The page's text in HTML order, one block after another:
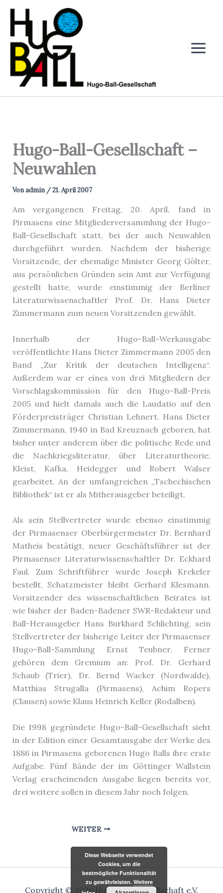
Zum
Inhalt
Hugo-Ball-Gesellschaft –
Neuwahlen
Vonadmin /21. April 2007
Am vergangenen Freitag, 20. April, fand in
Pirmasens eine Mitgliederversammlung der Hugo-
Ball-Gesellschaft statt, bei der auch Neuwahlen
durchgeführt wurden. Nachdem der bisherige
Vorsitzende, der ehemalige Minister Georg Gölter,
aus persönlichen Gründen sein Amt zur Verfügung
gestellt hatte, wurde einstimmig der Berliner
Literaturwissenschaftler Prof. Dr. Hans Dieter
Zimmermann zum neuen Vorsitzenden gewählt.
Innerhalb der Hugo-Ball-Werkausgabe
veröffentlichte Hans Dieter Zimmermann 2005 den
Band „Zur Kritik der deutschen Intelligenz“.
Außerdem war er eines von drei Mitgliedern der
Vorschlagskommission für den Hugo-Ball-Preis
2005 und hielt damals auch die Laudatio auf den
Förderpreisträger Christian Lehnert. Hans Dieter
Zimmermann, 1940 in Bad Kreuznach geboren, hat
bisher unter anderem über die politische Rede und
die Nachkriegsliteratur, über Literaturtheorie,
Kleist, Kafka, Heidegger und Robert Walser
gearbeitet. An der umfangreichen „Tschechischen
Bibliothek“ ist er als Mitherausgeber beteiligt.
Als sein Stellvertreter wurde ebenso einstimmig
der Pirmasenser Oberbürgermeister Dr. Bernhard
Matheis bestätigt, neuer Geschäftsführer ist der
Pirmasenser Literaturwissenschaftler Dr. Eckhard
Faul. Zum Schriftführer wurde Joseph Krekeler
bestellt, Schatzmeister bleibt Gerhard Klesmann.
Vorsitzender des wissenschaftlichen Beirates ist
wie bisher der Baden-Badener SWR-Redakteur und
Ball-Herausgeber Hans Burkhard Schlichting, sein
Stellvertreter der bisherige Leiter der Pirmasenser
Hugo-Ball-Sammlung Ernst Teubner. Ferner
gehören dem Gremium an: Prof. Dr. Gerhard
Schaub (Trier), Dr. Bernd Wacker (Nordwalde),
Matthias Strugalla (Pirmasens), Achim Ropers
(Clausen) sowie Klaus Heinrich Keller (Rodalben).
Die 1998 gegründete Hugo-Ball-Gesellschaft sieht
in der Edition einer Gesamtausgabe der Werke des
1886 in Pirmasens geborenen Hugo Balls ihre erste
Aufgabe. Fünf Bände der im Göttinger Wallstein
Verlag erscheinenden Ausgabe liegen bereits vor,
drei weitere sollen in diesem Jahr noch folgen.
WEITER
Copyright © 2026 Hugo-Ball-Gesellschaft e.V.
Diese Webseite verwendet
Cookies, um die
bestmögliche Funktionalität
zu gewährleisten. Weitere